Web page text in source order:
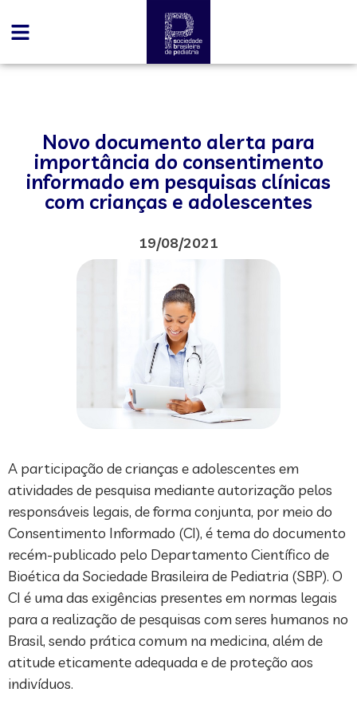
Novo documento alerta para
importância do consentimento
informado em pesquisas clínicas
com crianças e adolescentes
19/08/2021
A participação de crianças e adolescentes em
atividades de pesquisa mediante autorização pelos
responsáveis legais, de forma conjunta, por meio do
Consentimento Informado (CI), é tema do documento
recém-publicado pelo Departamento Científico de
Bioética da Sociedade Brasileira de Pediatria (SBP). O
CI é uma das exigências presentes em normas legais
para a realização de pesquisas com seres humanos no
Brasil, sendo prática comum na medicina, além de
atitude eticamente adequada e de proteção aos
indivíduos.